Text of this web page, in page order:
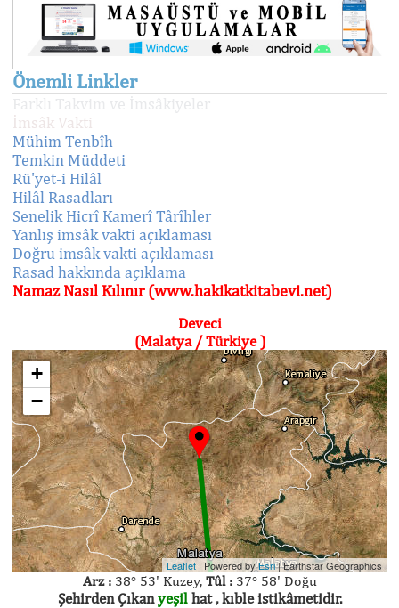
Önemli Linkler
İmsâk Vakti
Mühim Tenbîh
Temkin Müddeti
Rü'yet-i Hilâl
Hilâl Rasadları
Senelik Hicrî Kamerî Târîhler
Yanlış imsâk vakti açıklaması
Doğru imsâk vakti açıklaması
Rasad hakkında açıklama
Namaz Nasıl Kılınır (www.hakikatkitabevi.net)
Deveci
(Malatya / Türkiye )
+
−
Leaflet | Powered byEsri|Earthstar Geographics
Arz :38° 53' Kuzey, Tûl :37° 58' Doğu
Şehirden Çıkanyeşilhat , kıble istikâmetidir.